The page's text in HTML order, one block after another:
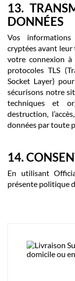
13.
DONNÉES
Vos informations
cryptées avant
votre connexion
protocoles TLS
Socket Layer)
sécurisons notre
techniques et
destruction,
données par toute
14.
En utilisant
présente politique